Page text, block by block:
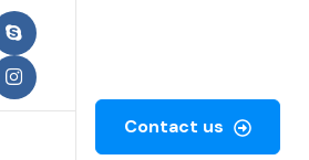
Contact us